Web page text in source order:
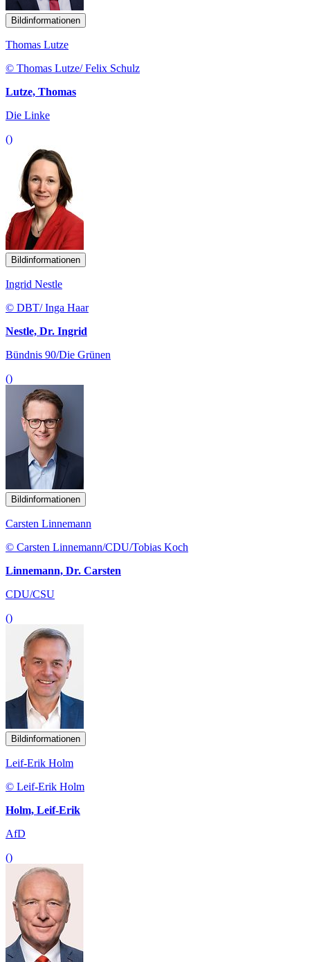
Bildinformationen
Thomas Lutze
© Thomas Lutze/ Felix Schulz
Lutze, Thomas
Die Linke
()
Bildinformationen
Ingrid Nestle
© DBT/ Inga Haar
Nestle, Dr. Ingrid
Bündnis 90/Die Grünen
()
Bildinformationen
Carsten Linnemann
© Carsten Linnemann/CDU/Tobias Koch
Linnemann, Dr. Carsten
CDU/CSU
()
Bildinformationen
Leif-Erik Holm
© Leif-Erik Holm
Holm, Leif-Erik
AfD
()